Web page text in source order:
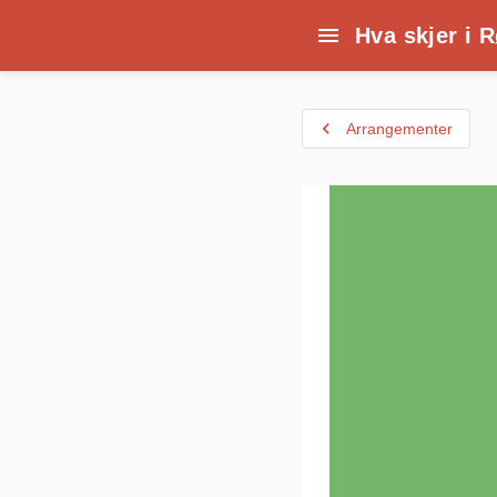
menu Hva skjer i
navigate_before Arrangementer